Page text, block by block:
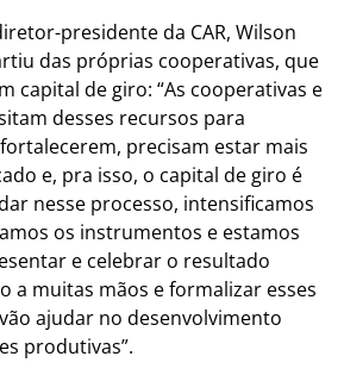
presidente da CAR, Wilson
das próprias cooperativas, que
capital de giro: “As cooperativas e
desses recursos para
precisam estar mais
e, pra isso, o capital de giro é
nesse processo, intensificamos
os instrumentos e estamos
e celebrar o resultado
a muitas mãos e formalizar esses
ajudar no desenvolvimento
produtivas”.